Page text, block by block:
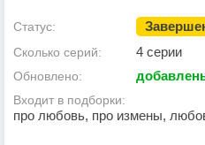
Статус:
Сколько серий: 4 серии
Обновлено:
Входит в подборки:
про любовь, про измены,